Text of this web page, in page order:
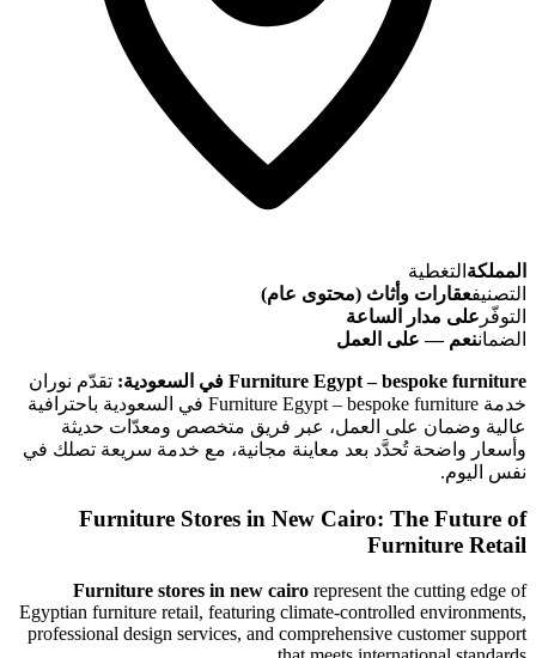
المملكة التغطية
التصنيفعقارات وأثاث (محتوى عام)
التوفّر على مدار الساعة
الضماننعم — على العمل
Furniture Egypt – bespoke furniture في السعودية:
تقدّم نوران
خدمة Furniture Egypt – bespoke furniture في السعودية باحترافية
عالية وضمان على العمل، عبر فريق متخصص ومعدّات حديثة
وأسعار واضحة تُحدَّد بعد معاينة مجانية، مع خدمة سريعة تصلك في
نفس اليوم.
Furniture Stores in New Cairo: The Future of
Furniture Retail
Furniture stores in new cairo represent the cutting edge of
Egyptian furniture retail, featuring climate-controlled environments,
professional design services, and comprehensive customer support